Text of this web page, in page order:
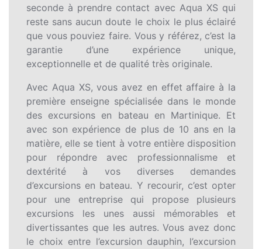
seconde à prendre contact avec Aqua XS qui
reste sans aucun doute le choix le plus éclairé
que vous pouviez faire. Vous y référez, c’est la
garantie d’une expérience unique,
exceptionnelle et de qualité très originale.
Avec Aqua XS, vous avez en effet affaire à la
première enseigne spécialisée dans le monde
des excursions en bateau en Martinique. Et
avec son expérience de plus de 10 ans en la
matière, elle se tient à votre entière disposition
pour répondre avec professionnalisme et
dextérité à vos diverses demandes
d’excursions en bateau. Y recourir, c’est opter
pour une entreprise qui propose plusieurs
excursions les unes aussi mémorables et
divertissantes que les autres. Vous avez donc
le choix entre l’excursion dauphin, l’excursion